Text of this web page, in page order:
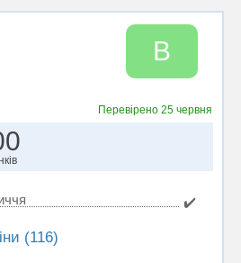
B
Перевірено25 червня
✔️
(116)